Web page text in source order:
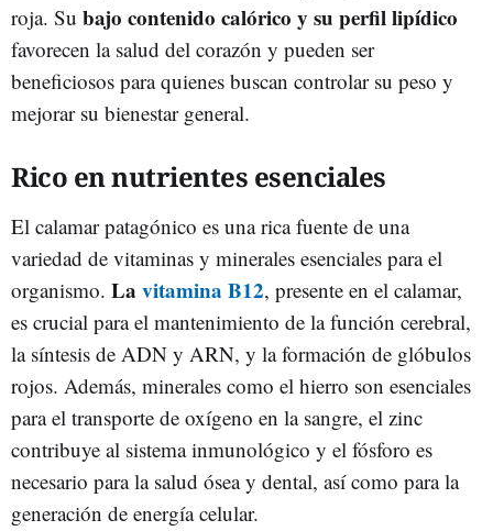
roja. Su bajo contenido calórico y su perfil lipídico
favorecen la salud del corazón y pueden ser
beneficiosos para quienes buscan controlar su peso y
mejorar su bienestar general.
Rico en nutrientes esenciales
El calamar patagónico es una rica fuente de una
variedad de vitaminas y minerales esenciales para el
organismo. La vitamina B12, presente en el calamar,
es crucial para el mantenimiento de la función cerebral,
la síntesis de ADN y ARN, y la formación de glóbulos
rojos. Además, minerales como el hierro son esenciales
para el transporte de oxígeno en la sangre, el zinc
contribuye al sistema inmunológico y el fósforo es
necesario para la salud ósea y dental, así como para la
generación de energía celular.